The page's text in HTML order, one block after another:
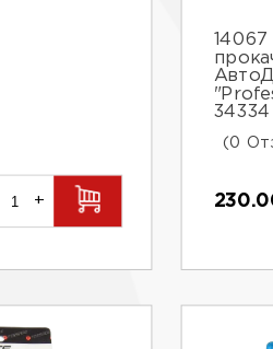
+
34334
(0